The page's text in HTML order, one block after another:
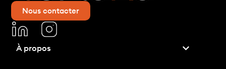
Nous contacter
À propos